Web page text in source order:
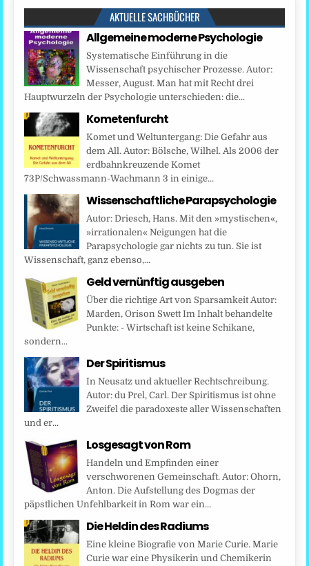
AKTUELLE SACHBÜCHER
Allgemeine moderne Psychologie
Systematische Einführung in die
Wissenschaft psychischer Prozesse. Autor:
Messer, August. Man hat mit Recht drei
Hauptwurzeln der Psychologie unterschieden: die...
Kometenfurcht
Komet und Weltuntergang: Die Gefahr aus
dem All. Autor: Bölsche, Wilhel. Als 2006 der
erdbahnkreuzende Komet
73P/Schwassmann-Wachmann 3 in einige...
Wissenschaftliche Parapsychologie
Autor: Driesch, Hans. Mit den »mystischen«,
»irrationalen« Neigungen hat die
Parapsychologie gar nichts zu tun. Sie ist
Wissenschaft, ganz ebenso,...
Geld vernünftig ausgeben
Über die richtige Art von Sparsamkeit Autor:
Marden, Orison Swett Im Inhalt behandelte
Punkte: - Wirtschaft ist keine Schikane,
sondern...
Der Spiritismus
In Neusatz und aktueller Rechtschreibung.
Autor: du Prel, Carl. Der Spiritismus ist ohne
Zweifel die paradoxeste aller Wissenschaften
und er...
Losgesagt von Rom
Handeln und Empfinden einer
verschworenen Gemeinschaft. Autor: Ohorn,
Anton. Die Aufstellung des Dogmas der
päpstlichen Unfehlbarkeit in Rom war ein...
Die Heldin des Radiums
Eine kleine Biografie von Marie Curie. Marie
Curie war eine Physikerin und Chemikerin